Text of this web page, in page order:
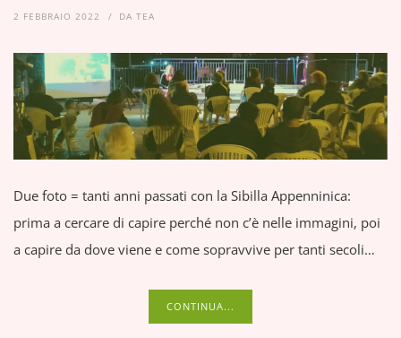
2 FEBBRAIO 2022 DA TEA
Due foto = tanti anni passati con la Sibilla Appenninica:
prima a cercare di capire perché non c’è nelle immagini, poi
a capire da dove viene e come sopravvive per tanti secoli…
CONTINUA...